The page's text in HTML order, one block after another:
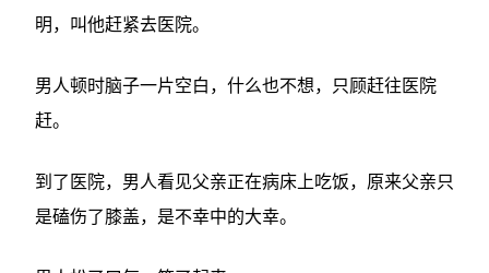
明，叫他赶紧去医院。
男人顿时脑子一片空白，什么也不想，只顾赶往医院
赶。
到了医院，男人看见父亲正在病床上吃饭，原来父亲只
是磕伤了膝盖，是不幸中的大幸。